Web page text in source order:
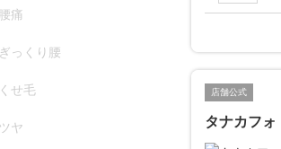
店舗公式
タナカフォ
腰痛
ぎっくり腰
くせ毛
ツヤ